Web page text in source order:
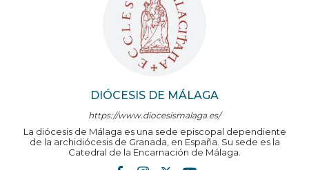
DIÓCESIS DE MÁLAGA
https://www.diocesismalaga.es/
La diócesis de Málaga es una sede episcopal dependiente
de la archidiócesis de Granada, en España. Su sede es la
Catedral de la Encarnación de Málaga.